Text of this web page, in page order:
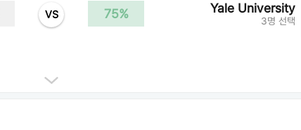
VS 75% Yale University
3명 선택